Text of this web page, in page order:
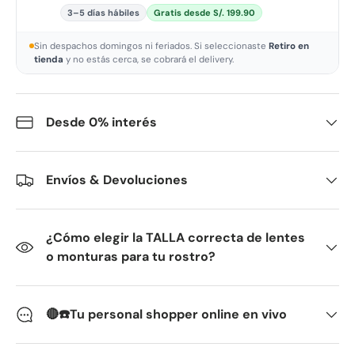
3–5 días hábiles Gratis desde S/. 199.90
Sin despachos domingos ni feriados. Si seleccionaste Retiro en
tienda y no estás cerca, se cobrará el delivery.
Desde 0% interés
Envíos & Devoluciones
¿Cómo elegir la TALLA correcta de lentes
o monturas para tu rostro?
🔴☎️Tu personal shopper online en vivo